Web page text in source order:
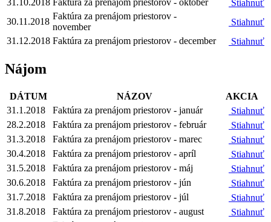
31.10.2018 Faktúra za prenájom priestorov - október
Stiahnuť
30.11.2018
Faktúra za prenájom priestorov -
november
Stiahnuť
31.12.2018 Faktúra za prenájom priestorov - december Stiahnuť
Nájom
DÁTUM NÁZOV
AKCIA
31.1.2018
Faktúra za prenájom priestorov - január
Stiahnuť
28.2.2018
Faktúra za prenájom priestorov - február
Stiahnuť
31.3.2018
Faktúra za prenájom priestorov - marec
Stiahnuť
30.4.2018
Faktúra za prenájom priestorov - apríl
Stiahnuť
31.5.2018
Faktúra za prenájom priestorov - máj
Stiahnuť
30.6.2018
Faktúra za prenájom priestorov - jún
Stiahnuť
31.7.2018
Faktúra za prenájom priestorov - júl
Stiahnuť
31.8.2018
Faktúra za prenájom priestorov - august
Stiahnuť